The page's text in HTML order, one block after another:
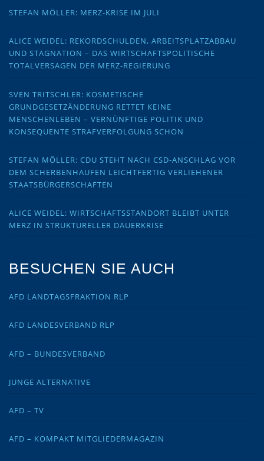
STEFAN MÖLLER: MERZ-KRISE IM JULI
ALICE WEIDEL: REKORDSCHULDEN, ARBEITSPLATZABBAU
UND STAGNATION – DAS WIRTSCHAFTSPOLITISCHE
TOTALVERSAGEN DER MERZ-REGIERUNG
SVEN TRITSCHLER: KOSMETISCHE
GRUNDGESETZÄNDERUNG RETTET KEINE
MENSCHENLEBEN – VERNÜNFTIGE POLITIK UND
KONSEQUENTE STRAFVERFOLGUNG SCHON
STEFAN MÖLLER: CDU STEHT NACH CSD-ANSCHLAG VOR
DEM SCHERBENHAUFEN LEICHTFERTIG VERLIEHENER
STAATSBÜRGERSCHAFTEN
ALICE WEIDEL: WIRTSCHAFTSSTANDORT BLEIBT UNTER
MERZ IN STRUKTURELLER DAUERKRISE
BESUCHEN SIE AUCH
AFD LANDTAGSFRAKTION RLP
AFD LANDESVERBAND RLP
AFD – BUNDESVERBAND
JUNGE ALTERNATIVE
AFD – TV
AFD – KOMPAKT MITGLIEDERMAGAZIN